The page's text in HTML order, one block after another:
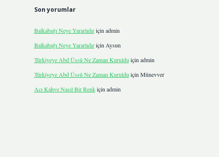
Son yorumlar
Balkabağı Neye Yararlıdıriçin admin
Balkabağı Neye Yararlıdıriçin Aysun
Türkiyeye Abd Üssü Ne Zaman Kuruldu için admin
Türkiyeye Abd Üssü Ne Zaman Kuruldu için Münevver
Acı Kahve Nasıl Bir Renkiçin admin